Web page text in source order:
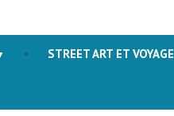
STREET ART ET VOYAGE